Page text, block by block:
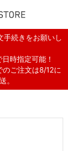
続きをお願いし
時指定可能！
ご注文は8/12に
。